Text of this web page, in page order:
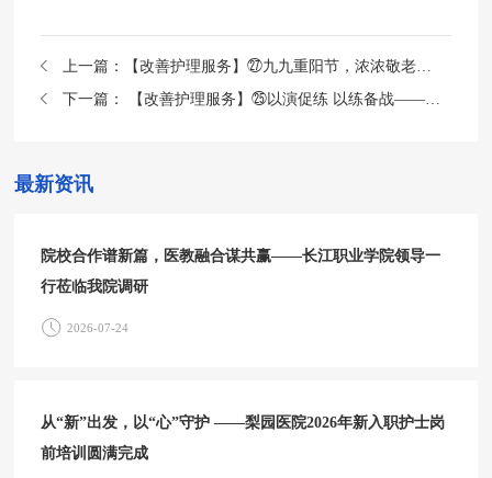
上一篇：
下一篇：
最新资讯
院校合作谱新篇，医教融合谋共赢——长江职业学院领导一
行莅临我院调研
2026-07-24
从“新”出发，以“心”守护 ——梨园医院2026年新入职护士岗
前培训圆满完成